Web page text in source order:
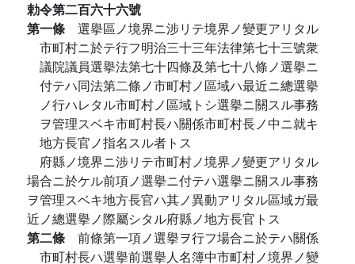
勅令第二百六十六號
第一條 選擧區ノ境界ニ涉リテ境界ノ變更アリタル
市町村ニ於テ行フ明治三十三年法律第七十三號衆
議院議員選擧法第七十四條及第七十八條ノ選擧ニ
付テハ同法第二條ノ市町村ノ區域ハ最近ニ總選擧
ノ行ハレタル市町村ノ區域トシ選擧ニ關スル事務
ヲ管理スベキ市町村長ハ關係市町村長ノ中ニ就キ
地方長官ノ指名スル者トス
府縣ノ境界ニ涉リテ市町村ノ境界ノ變更アリタル
場合ニ於ケル前項ノ選擧ニ付テハ選擧ニ關スル事務
ヲ管理スベキ地方長官ハ其ノ異動アリタル區域ガ最
近ノ總選擧ノ際屬シタル府縣ノ地方長官トス
第二條 前條第一項ノ選擧ヲ行フ場合ニ於テハ關係
市町村長ハ選擧前選擧人名簿中市町村ノ境界ノ變